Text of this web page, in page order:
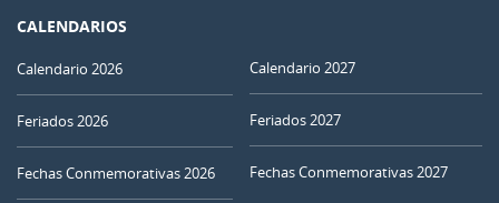
CALENDARIOS
Calendario 2026
Feriados 2026
Fechas Conmemorativas 2026
Calendario 2027
Feriados 2027
Fechas Conmemorativas 2027